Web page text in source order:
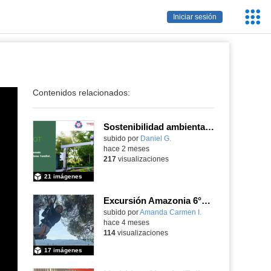
Iniciar sesión
Contenidos relacionados:
Sostenibilidad ambiental, eficiencia energética y sistemas de producción inteligente para la industria 4.0
subido por Daniel G.
21 imágenes
hace 2 meses
217visualizaciones
Excursión Amazonia 6°primaria
subido porAmanda Carmen I.
17 imágenes
hace 4 meses
114visualizaciones